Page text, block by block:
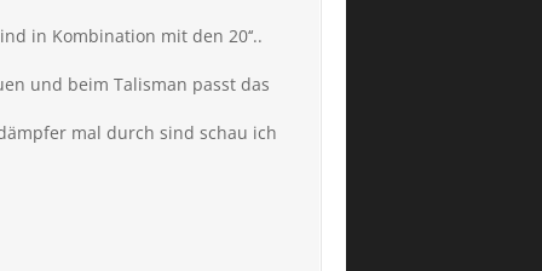
in Kombination mit den 20‘‘..
und beim Talisman passt das
mal durch sind schau ich